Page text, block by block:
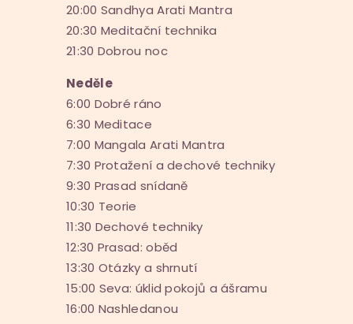
20:00 Sandhya Arati Mantra
20:30 Meditační technika
21:30 Dobrou noc
Neděle
6:00 Dobré ráno
6:30 Meditace
7:00 Mangala Arati Mantra
7:30 Protažení a dechové techniky
9:30 Prasad snídaně
10:30 Teorie
11:30 Dechové techniky
12:30 Prasad: oběd
13:30 Otázky a shrnutí
15:00 Seva: úklid pokojů a ášramu
16:00 Nashledanou